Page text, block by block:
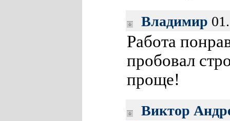
Владимир
Работа
пробовал
проще!
Виктор